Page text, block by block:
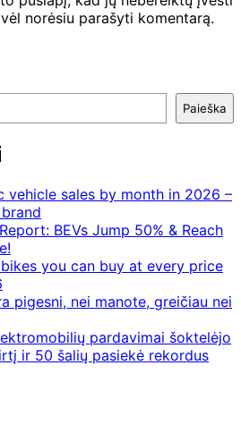
norėsiu parašyti komentarą.
Paieška
vehicle sales by month in 2026 –
BEVs Jump 50% & Reach
you can buy at every price
pigesni, nei manote, greičiau nei
pardavimai šoktelėjo
ir 50 šalių pasiekė rekordus